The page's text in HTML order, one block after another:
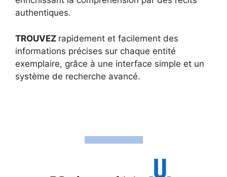
authentiques.
TROUVEZ rapidement et facilement des
informations précises sur chaque entité
exemplaire, grâce à une interface simple et un
système de recherche avancé.